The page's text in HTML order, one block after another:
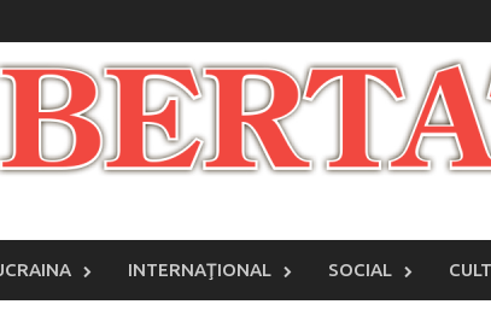
INTERNAŢIONAL SOCIAL